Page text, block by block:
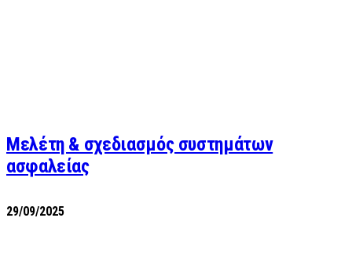
Μελέτη & σχεδιασμός συστημάτων
ασφαλείας
29/09/2025